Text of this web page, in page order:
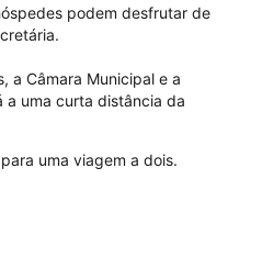
podem desfrutar de
a Câmara Municipal e a
a uma curta distância da
para uma viagem a dois.